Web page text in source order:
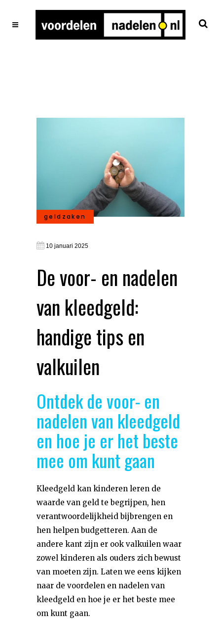
geldzaken
10 januari 2025
De voor- en nadelen
van kleedgeld:
handige tips en
valkuilen
Ontdek de voor- en
nadelen van kleedgeld
en hoe je er het beste
mee om kunt gaan
Kleedgeld kan kinderen leren de
waarde van geld te begrijpen, hen
verantwoordelijkheid bijbrengen en
hen helpen budgetteren. Aan de
andere kant zijn er ook valkuilen waar
zowel kinderen als ouders zich bewust
van moeten zijn. Laten we eens kijken
naar de voordelen en nadelen van
kleedgeld en hoe je er het beste mee
om kunt gaan.